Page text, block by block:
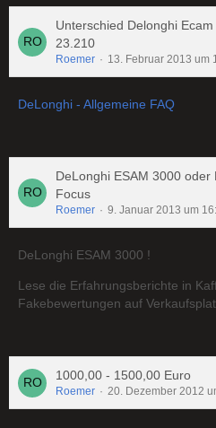
Unterschied Delonghi
23.210
Roemer 13. Februar 2013 um
DeLonghi - Allgemeine FAQ
DeLonghi ESAM 3000 oder
Focus
Roemer 9. Januar 2013 um
DeLonghi ESAM 3000 !
Lese die Erfahrungsberichte in
Fakebewertungen auf
1000,00 - 1500,00 Euro
Roemer 20. Dezember 2012